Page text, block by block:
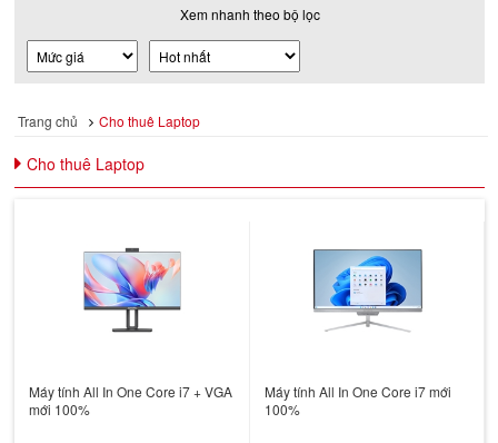
Xem nhanh theo bộ lọc
Trang chủ Cho thuê Laptop
Cho thuê Laptop
Máy tính All In One Core i7 + VGA
mới 100%
Máy tính All In One Core i7 mới
100%